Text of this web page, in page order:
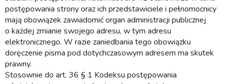
postępowania strony oraz ich przedstawiciele i pełnomocnicy
mają obowiązek zawiadomić organ administracji publicznej
o każdej zmianie swojego adresu, w tym adresu
elektronicznego. W razie zaniedbania tego obowiązku
doręczenie pisma pod dotychczasowym adresem ma skutek
prawny.
Stosownie do art. 36 § 1 Kodeksu postępowania